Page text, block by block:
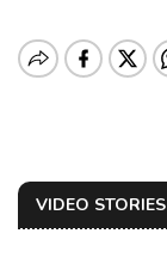
VIDEO STORIES